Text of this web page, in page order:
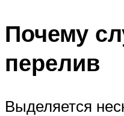
Почему
перелив
Выделяется